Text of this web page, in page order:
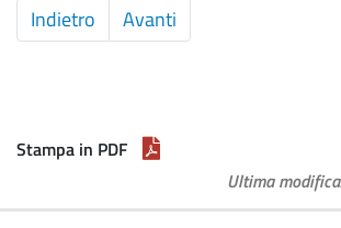
Articolo
precedente:
Attività
e
(PIAO)
Indietro
Articolo
successivo:
Attività
Organizzazione
(PIAO)
Avanti
Stampa in PDF
Ultima modifica